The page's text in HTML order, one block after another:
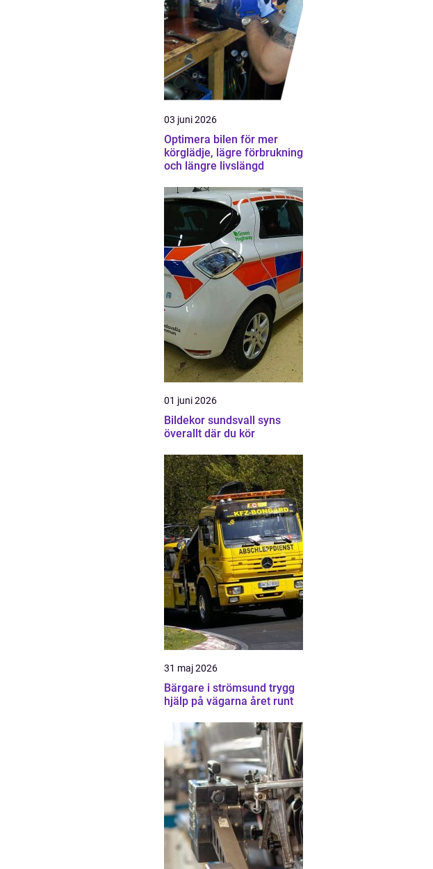
03 juni 2026
Optimera bilen för mer
körglädje, lägre förbrukning
och längre livslängd
01 juni 2026
Bildekor sundsvall syns
överallt där du kör
31 maj 2026
Bärgare i strömsund trygg
hjälp på vägarna året runt